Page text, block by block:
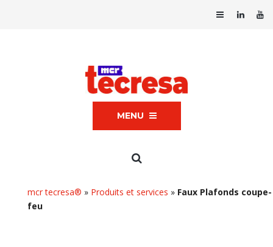
MENU
mcr tecresa® » Produits et services » Faux Plafonds coupe-
feu